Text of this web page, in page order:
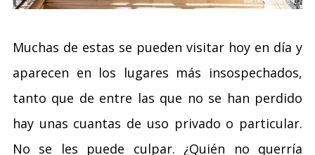
Muchas de estas se pueden visitar hoy en día y
aparecen en los lugares más insospechados,
tanto que de entre las que no se han perdido
hay unas cuantas de uso privado o particular.
No se les puede culpar. ¿Quién no querría